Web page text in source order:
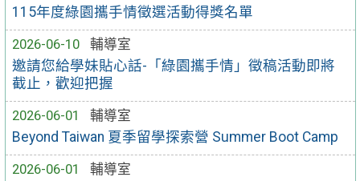
115年度綠園攜手情徵選活動得獎名單
2026-06-10
輔導室
邀請您給學妹貼心話-「綠園攜手情」徵稿活動即將
截止，歡迎把握
2026-06-01
輔導室
Beyond Taiwan 夏季留學探索營 Summer Boot Camp
2026-06-01
輔導室